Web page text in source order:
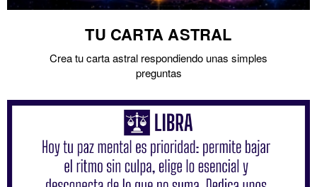
TU CARTA ASTRAL
Crea tu carta astral respondiendo unas simples
preguntas